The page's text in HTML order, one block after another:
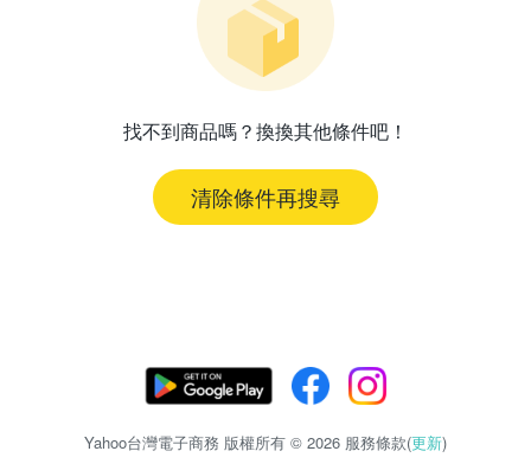
找不到商品嗎？換換其他條件吧！
清除條件再搜尋
Yahoo台灣電子商務 版權所有 © 2026 服務條款(更新)